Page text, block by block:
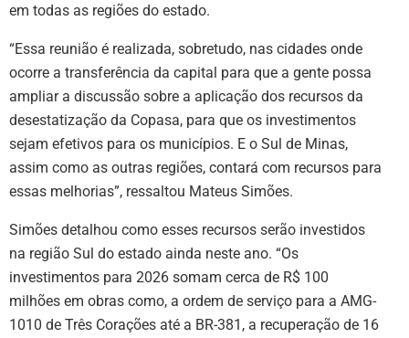
em todas as regiões do estado.
“Essa reunião é realizada, sobretudo, nas cidades onde
ocorre a transferência da capital para que a gente possa
ampliar a discussão sobre a aplicação dos recursos da
desestatização da Copasa, para que os investimentos
sejam efetivos para os municípios. E o Sul de Minas,
assim como as outras regiões, contará com recursos para
essas melhorias”, ressaltou Mateus Simões.
Simões detalhou como esses recursos serão investidos
na região Sul do estado ainda neste ano. “Os
investimentos para 2026 somam cerca de R$ 100
milhões em obras como, a ordem de serviço para a AMG-
1010 de Três Corações até a BR-381, a recuperação de 16